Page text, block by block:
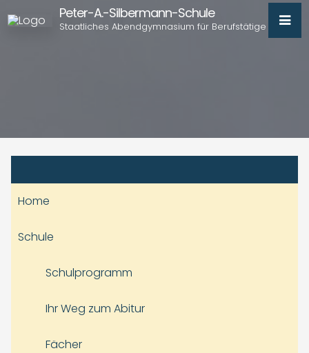
Peter-A.-Silbermann-Schule
Staatliches Abendgymnasium für Berufstätige
Home
Schule
Schulprogramm
Ihr Weg zum Abitur
Fächer